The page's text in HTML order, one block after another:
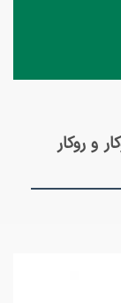
و روکار